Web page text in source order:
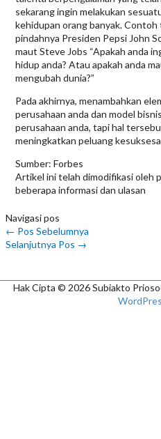
sekarang ingin melakukan
kehidupan orang banyak. Contoh
pindahnya Presiden Pepsi John
maut Steve Jobs “Apakah anda
hidup anda? Atau apakah anda
mengubah dunia?”
Pada akhirnya, menambahkan
perusahaan anda dan model
perusahaan anda, tapi hal
meningkatkan peluang
Sumber: Forbes
Artikel ini telah dimodifikasi oleh
beberapa informasi dan ulasan
Navigasi pos
← Pos Sebelumnya
Selanjutnya Pos →
Hak Cipta © 2026Subiakto